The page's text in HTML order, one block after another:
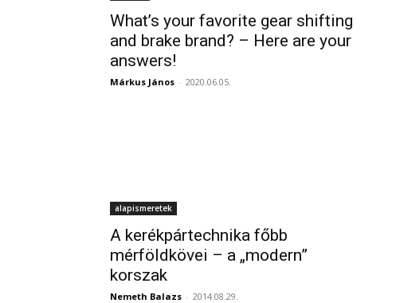
What’s your favorite gear shifting
and brake brand? – Here are your
answers!
Márkus János - 2020.06.05.
alapismeretek
A kerékpártechnika főbb
mérföldkövei – a „modern”
korszak
Nemeth Balazs - 2014.08.29.